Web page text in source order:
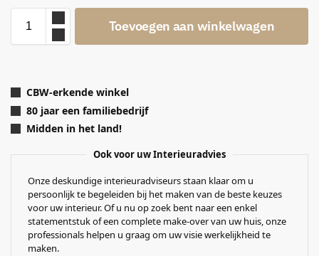
Toevoegen aan winkelwagen
CBW-erkende winkel
80 jaar een familiebedrijf
Midden in het land!
Ook voor uw Interieuradvies
Onze deskundige interieuradviseurs staan klaar om u
persoonlijk te begeleiden bij het maken van de beste keuzes
voor uw interieur. Of u nu op zoek bent naar een enkel
statementstuk of een complete make-over van uw huis, onze
professionals helpen u graag om uw visie werkelijkheid te
maken.